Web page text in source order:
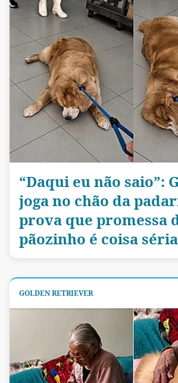
“Daqui eu não saio”:
joga no chão da
prova que promessa
pãozinho é coisa séria
GOLDEN RETRIEVER